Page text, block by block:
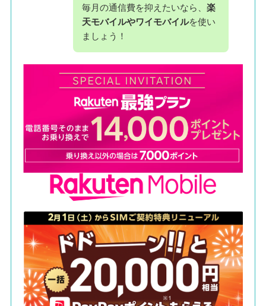
毎月の通信費を抑えたいなら、楽
天モバイルやワイモバイルを使い
ましょう！